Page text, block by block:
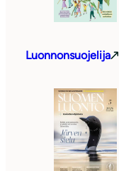
Luonnonsuojelija